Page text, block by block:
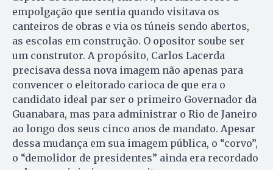
empolgação que sentia quando visitava os
canteiros de obras e via os túneis sendo abertos,
as escolas em construção. O opositor soube ser
um construtor. A propósito, Carlos Lacerda
precisava dessa nova imagem não apenas para
convencer o eleitorado carioca de que era o
candidato ideal par ser o primeiro Governador da
Guanabara, mas para administrar o Rio de Janeiro
ao longo dos seus cinco anos de mandato. Apesar
dessa mudança em sua imagem pública, o “corvo”,
o “demolidor de presidentes” ainda era recordado